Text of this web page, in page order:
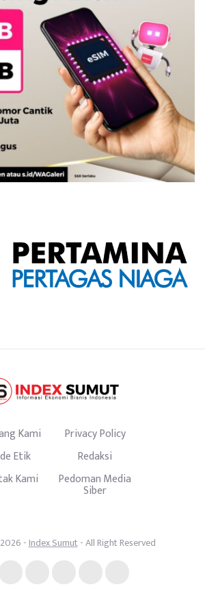
Kami
Privacy Policy
Etik
Redaksi
Kami
Pedoman Media
Siber
-Index Sumut- All Right Reserved